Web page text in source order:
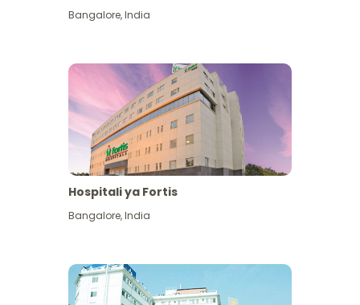
Bangalore,India
Hospitali ya Fortis
Bangalore,India